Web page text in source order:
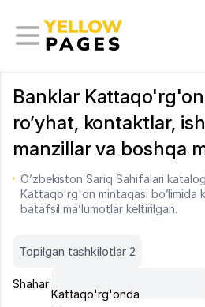
Banklar
ro’yhat, kontaktlar,
manzillar va boshqa
O’zbekiston Sariq Sahifalari
Kattaqo'rg'on mintaqasi bo’limida
batafsil ma’lumotlar keltirilgan.
Topilgan tashkilotlar 2
Shahar:
Kattaqo'rg'onda